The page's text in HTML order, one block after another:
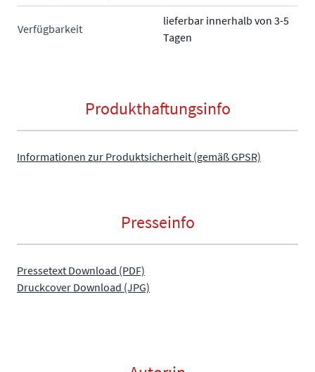
Verfügbarkeit
lieferbar innerhalb von 3-5
Tagen
Produkthaftungsinfo
Informationen zur Produktsicherheit (gemäß GPSR)
Presseinfo
Pressetext Download (PDF)
Druckcover Download (JPG)